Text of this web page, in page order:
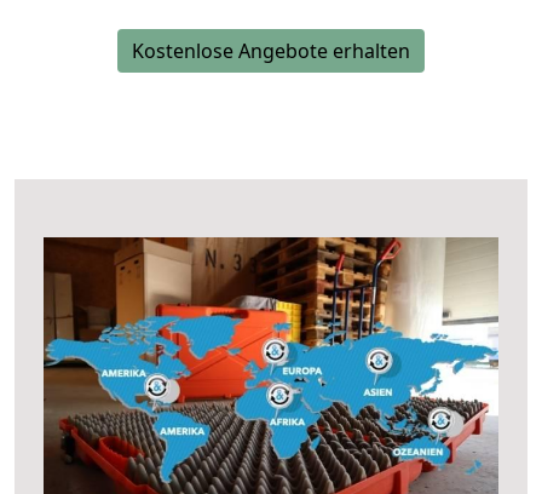
Kostenlose Angebote erhalten